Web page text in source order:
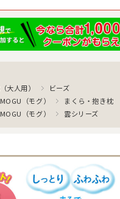
大人用）
ビーズ
MOGU（モグ）
まくら・抱き枕
MOGU（モグ） 雲シリーズ